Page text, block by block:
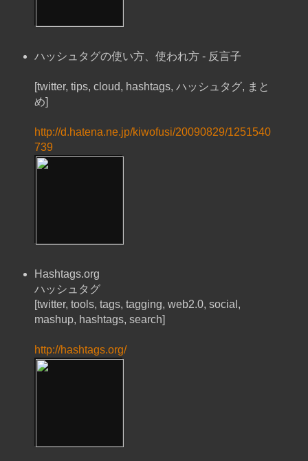
ハッシュタグの使い方、使われ方 - 反言子
[twitter, tips, cloud, hashtags, ハッシュタグ, まと
め]
http://d.hatena.ne.jp/kiwofusi/20090829/1251540
739
Hashtags.org
ハッシュタグ
[twitter, tools, tags, tagging, web2.0, social,
mashup, hashtags, search]
http://hashtags.org/